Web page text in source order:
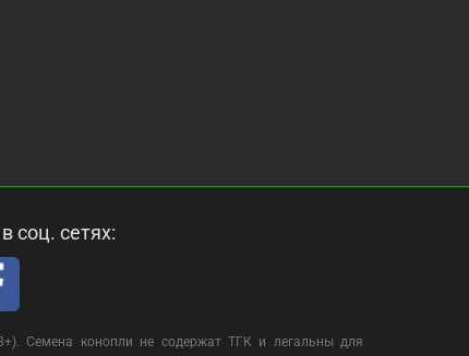
соц. сетях:
Семена конопли не содержат ТГК и легальны для